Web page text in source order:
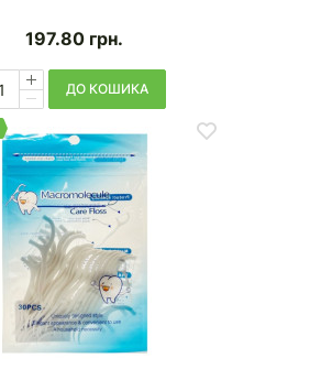
197.80 грн.
ДО КОШИКА